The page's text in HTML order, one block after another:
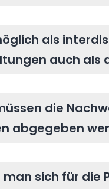
als
auch als
die
abgegeben
man sich für die